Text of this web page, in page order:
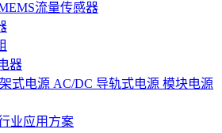
流量传感器
器
式电源 AC/DC 导轨式电源 模块电源
业应用方案